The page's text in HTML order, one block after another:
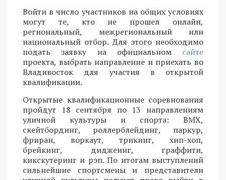
Войти в число участников на общих условиях
могут те, кто не прошел онлайн,
региональный, межрегиональный или
национальный отбор. Для этого необходимо
подать заявку на официальном сайте
проекта, выбрать направление и приехать во
Владивосток для участия в открытой
квалификации.
Открытые квалификационные соревнования
пройдут 18 сентября по 13 направлениям
уличной культуры и спорта: BMX,
скейтбординг, роллерблейдинг, паркур,
фриран, воркаут, трикинг, хип-хоп,
брейкинг, диджеинг, граффити,
кикскутеринг и рэп. По итогам выступлений
сильнейшие спортсмены и представители